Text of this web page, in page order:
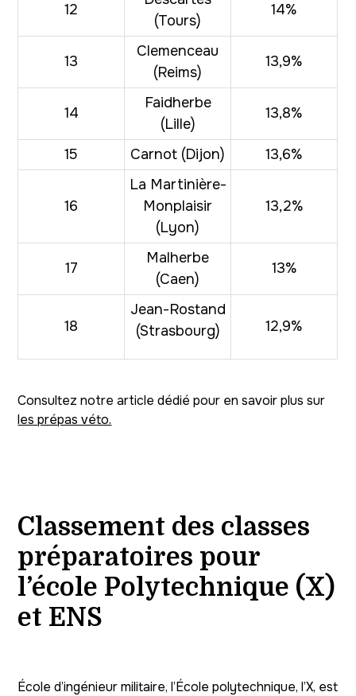
12
(Tours)
14%
13
Clemenceau
(Reims)
13,9%
14
Faidherbe
(Lille)
13,8%
15 Carnot (Dijon) 13,6%
16
La Martinière-
Monplaisir
(Lyon)
13,2%
17
Malherbe
(Caen)
13%
18
Jean-Rostand
(Strasbourg)
12,9%
Consultez notre article dédié pour en savoir plus sur
les prépas véto.
Classement des classes
préparatoires pour
l’école Polytechnique (X)
et ENS
École d’ingénieur militaire, l’École polytechnique, l’X, est